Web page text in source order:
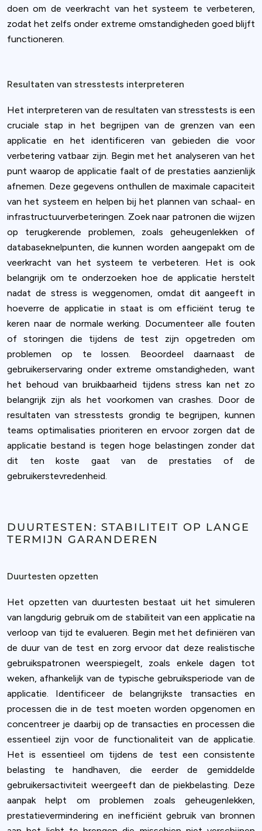
doen om de veerkracht van het systeem te verbeteren,
zodat het zelfs onder extreme omstandigheden goed blijft
functioneren.
Resultaten van stresstests interpreteren
Het interpreteren van de resultaten van stresstests is een
cruciale stap in het begrijpen van de grenzen van een
applicatie en het identificeren van gebieden die voor
verbetering vatbaar zijn. Begin met het analyseren van het
punt waarop de applicatie faalt of de prestaties aanzienlijk
afnemen. Deze gegevens onthullen de maximale capaciteit
van het systeem en helpen bij het plannen van schaal- en
infrastructuurverbeteringen. Zoek naar patronen die wijzen
op terugkerende problemen, zoals geheugenlekken of
databaseknelpunten, die kunnen worden aangepakt om de
veerkracht van het systeem te verbeteren. Het is ook
belangrijk om te onderzoeken hoe de applicatie herstelt
nadat de stress is weggenomen, omdat dit aangeeft in
hoeverre de applicatie in staat is om efficiënt terug te
keren naar de normale werking. Documenteer alle fouten
of storingen die tijdens de test zijn opgetreden om
problemen op te lossen. Beoordeel daarnaast de
gebruikerservaring onder extreme omstandigheden, want
het behoud van bruikbaarheid tijdens stress kan net zo
belangrijk zijn als het voorkomen van crashes. Door de
resultaten van stresstests grondig te begrijpen, kunnen
teams optimalisaties prioriteren en ervoor zorgen dat de
applicatie bestand is tegen hoge belastingen zonder dat
dit ten koste gaat van de prestaties of de
gebruikerstevredenheid.
DUURTESTEN: STABILITEIT OP LANGE
TERMIJN GARANDEREN
Duurtesten opzetten
Het opzetten van duurtesten bestaat uit het simuleren
van langdurig gebruik om de stabiliteit van een applicatie na
verloop van tijd te evalueren. Begin met het definiëren van
de duur van de test en zorg ervoor dat deze realistische
gebruikspatronen weerspiegelt, zoals enkele dagen tot
weken, afhankelijk van de typische gebruiksperiode van de
applicatie. Identificeer de belangrijkste transacties en
processen die in de test moeten worden opgenomen en
concentreer je daarbij op de transacties en processen die
essentieel zijn voor de functionaliteit van de applicatie.
Het is essentieel om tijdens de test een consistente
belasting te handhaven, die eerder de gemiddelde
gebruikersactiviteit weergeeft dan de piekbelasting. Deze
aanpak helpt om problemen zoals geheugenlekken,
prestatievermindering en inefficiënt gebruik van bronnen